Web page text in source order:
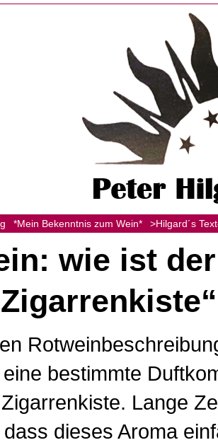
*Mein Bekenntnis zum Wein* >Hilgard´s
wie ist
bestimmte
Lange
dieses Aroma